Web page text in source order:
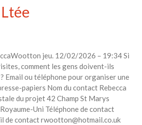
jeu. 12/02/2026 – 19:34 Si
comment les gens doivent-ils
Email ou téléphone pour organiser une
papiers Nom du contact Rebecca
du projet 42 Champ St Marys
Uni Téléphone de contact
de contact rwootton@hotmail.co.uk